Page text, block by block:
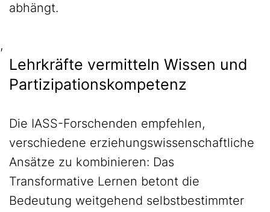
abhängt.
,
Lehrkräfte vermitteln Wissen und
Partizipationskompetenz
Die IASS-Forschenden empfehlen,
verschiedene erziehungswissenschaftliche
Ansätze zu kombinieren: Das
Transformative Lernen betont die
Bedeutung weitgehend selbstbestimmter